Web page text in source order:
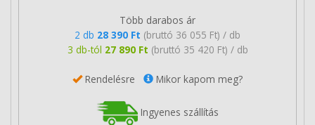
Több darabos ár
2 db 28 390 Ft (bruttó 36 055 Ft) / db
3 db-tól 27 890 Ft (bruttó 35 420 Ft) / db
Rendelésre Mikor kapom meg?
Ingyenes szállítás